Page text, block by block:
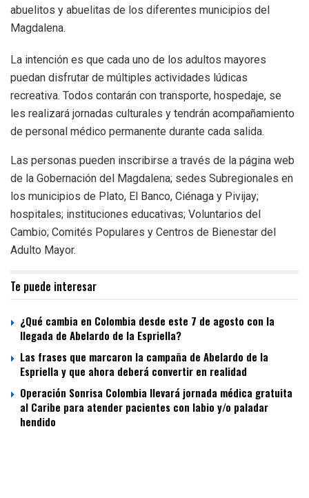
abuelitos y abuelitas de los diferentes municipios del
Magdalena.
La intención es que cada uno de los adultos mayores
puedan disfrutar de múltiples actividades lúdicas
recreativa. Todos contarán con transporte, hospedaje, se
les realizará jornadas culturales y tendrán acompañamiento
de personal médico permanente durante cada salida.
Las personas pueden inscribirse a través de la página web
de la Gobernación del Magdalena; sedes Subregionales en
los municipios de Plato, El Banco, Ciénaga y Pivijay;
hospitales; instituciones educativas; Voluntarios del
Cambio; Comités Populares y Centros de Bienestar del
Adulto Mayor.
Te puede interesar
¿Qué cambia en Colombia desde este 7 de agosto con la
llegada de Abelardo de la Espriella?
Las frases que marcaron la campaña de Abelardo de la
Espriella y que ahora deberá convertir en realidad
Operación Sonrisa Colombia llevará jornada médica gratuita
al Caribe para atender pacientes con labio y/o paladar
hendido